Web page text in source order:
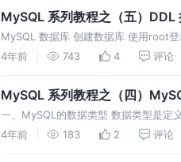
MySQL 系列教程之（五）DDL
MySQL 数据库 创建数据库 使用root
RUNOOB数据库，并设定编码集为utf8
4年前 743 4 评论
MySQL 系列教程之（四）
一、MySQL的数据类型 数据类型是定
中的数据。例如，数值数据类型列只能
4年前 183 2 评论